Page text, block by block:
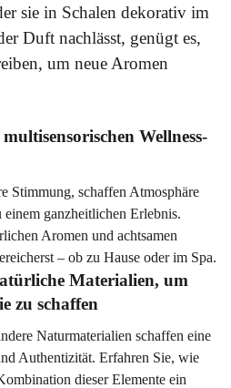
sie in Schalen dekorativ im
Duft nachlässt, genügt es,
um neue Aromen
Wellness-
Stimmung, schaffen Atmosphäre
einem ganzheitlichen Erlebnis.
Aromen und achtsamen
– ob zu Hause oder im Spa.
Materialien, um
zu schaffen
Naturmaterialien schaffen eine
Authentizität. Erfahren Sie, wie
dieser Elemente ein